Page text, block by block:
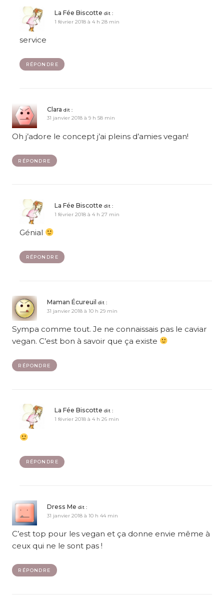
La Fée Biscotte dit :
1 février 2018 à 4 h 28 min
service
RÉPONDRE
Clara dit :
31 janvier 2018 à 9 h 58 min
Oh j’adore le concept j’ai pleins d’amies vegan!
RÉPONDRE
La Fée Biscotte dit :
1 février 2018 à 4 h 27 min
Génial
RÉPONDRE
Maman Écureuil dit :
31 janvier 2018 à 10 h 29 min
Sympa comme tout. Je ne connaissais pas le caviar
vegan. C’est bon à savoir que ça existe
RÉPONDRE
La Fée Biscotte dit :
1 février 2018 à 4 h 26 min
RÉPONDRE
Dress Me dit :
31 janvier 2018 à 10 h 44 min
C’est top pour les vegan et ça donne envie même à
ceux qui ne le sont pas !
RÉPONDRE